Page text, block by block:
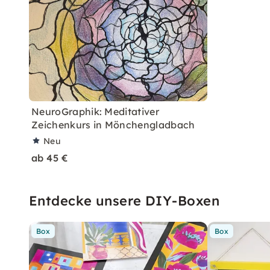
NeuroGraphik: Meditativer
Zeichenkurs in Mönchengladbach
Neu
ab 45 €
Entdecke unsere DIY-Boxen
Box Box